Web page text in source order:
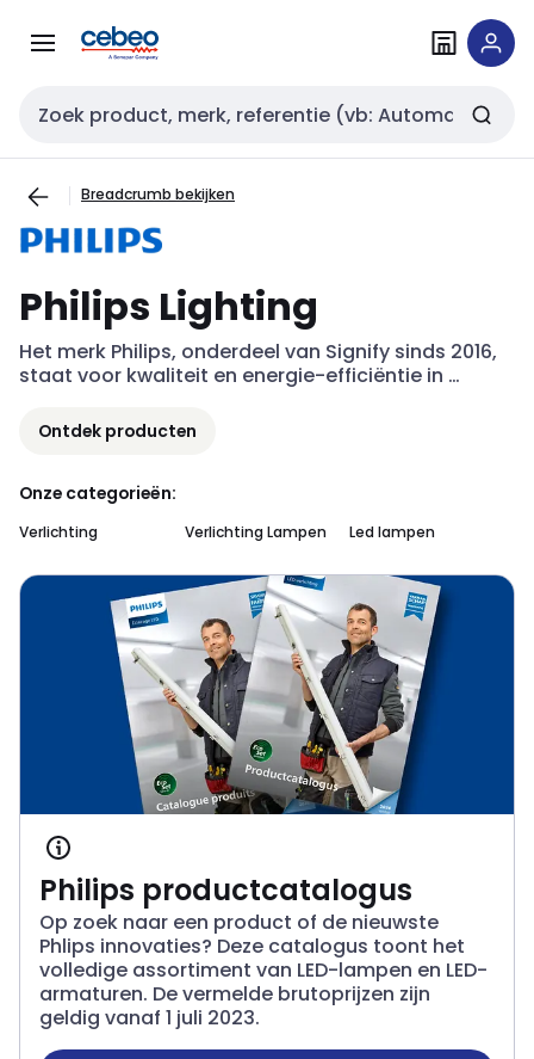
naar
naar
Zoekveld invoer
Breadcrumb bekijken
Philips Lighting
Het merk Philips, onderdeel van Signify sinds 2016,
staat voor kwaliteit en energie-efficiëntie in
verlichtingsoplossingen toonaangevend op het
gebied van innovatie. Vandaag de dag wordt
het gebied van verlichting. Ons Philips-portfolio
Interact Pro voor slimme verlichting.
Ontdek producten
Onze categorieën:
Verlichting Verlichting Lampen Led lampen
Philips productcatalogus
Op zoek naar een product of de nieuwste
Phlips innovaties? Deze catalogus toont het
volledige assortiment van LED-lampen en LED-
armaturen. De vermelde brutoprijzen zijn
geldig vanaf 1 juli 2023.